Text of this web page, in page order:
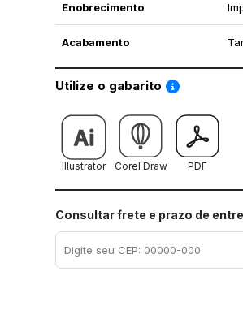
Enobrecimento
Acabamento
Utilize o gabarito Saiba como
Illustrator Corel Draw PDF
Consultar frete e prazo de